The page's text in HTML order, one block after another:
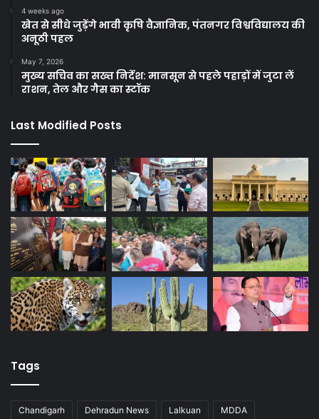
4 weeks ago
खेत से सीधे जुड़ेंगे भावी कृषि वैज्ञानिक, पंतनगर विश्वविद्यालय की
अनूठी पहल
May 7, 2026
मुख्य सचिव का सख्त निर्देश: मानसून से पहले पहाड़ों में जुटा लें
राशन, तेल और गैस का स्टॉक
Last Modified Posts
Tags
Chandigarh Dehradun News Lalkuan MDDA